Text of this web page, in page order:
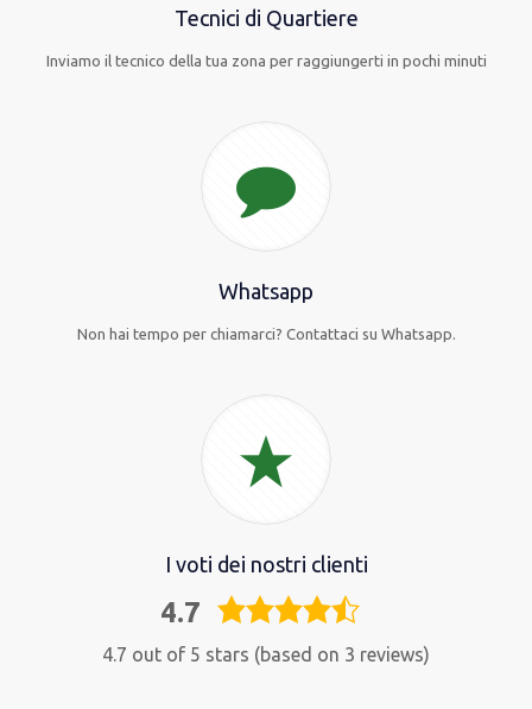
Tecnici di Quartiere
Inviamo il tecnico della tua zona per raggiungerti in pochi minuti
Whatsapp
Non hai tempo per chiamarci? Contattaci su Whatsapp.
I voti dei nostri clienti
4.7
4,7
4.7 out of 5 stars (based on 3 reviews)